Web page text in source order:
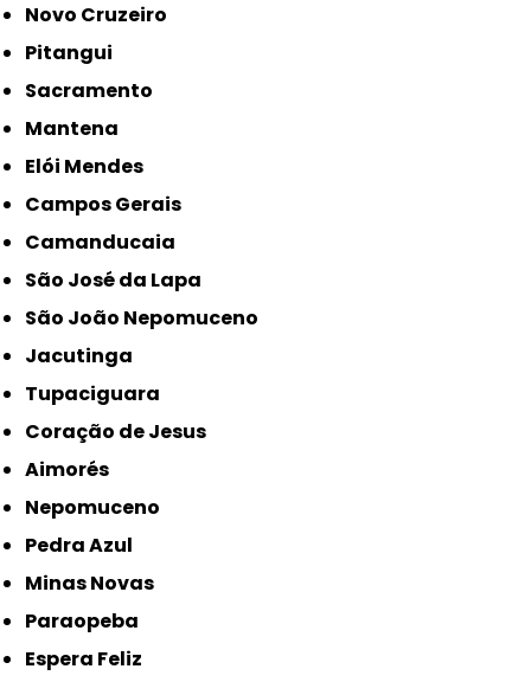
Novo Cruzeiro
Pitangui
Sacramento
Mantena
Elói Mendes
Campos Gerais
Camanducaia
São José da Lapa
São João Nepomuceno
Jacutinga
Tupaciguara
Coração de Jesus
Aimorés
Nepomuceno
Pedra Azul
Minas Novas
Paraopeba
Espera Feliz